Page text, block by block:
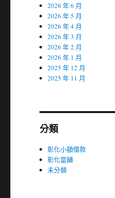
2026 年 6 月
2026 年 5 月
2026 年 4 月
2026 年 3 月
2026 年 2 月
2026 年 1 月
2025 年 12 月
2025 年 11 月
分類
彰化小額借款
彰化當舖
未分類